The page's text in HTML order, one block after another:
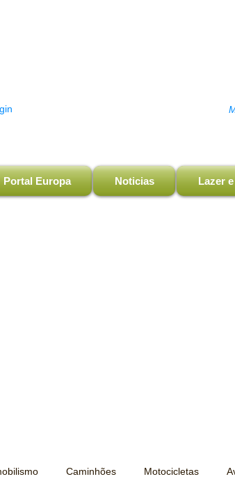
Portal Europa Noticias Lazer
Caminhões Motocicletas